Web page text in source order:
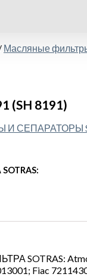
Масляные
(SH 8191)
И СЕПАРАТОРЫ
Atmos
Fiac